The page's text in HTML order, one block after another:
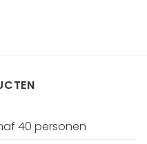
40 personen